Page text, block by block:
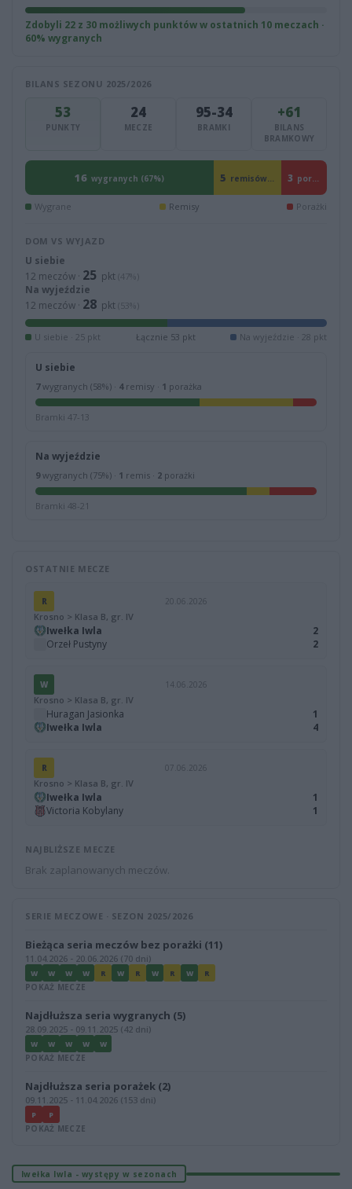
Zdobyli 22 z 30 możliwych punktów w ostatnich 10 meczach ·
60% wygranych
BILANS SEZONU 2025/2026
53
PUNKTY
24
MECZE
95-34
BRAMKI
+61
BILANS
BRAMKOWY
16 wygranych (67%) 5 remisów (21%) 3 porażki (12%)
Wygrane Remisy Porażki
DOM VS WYJAZD
U siebie
12 meczów · 25 pkt (47%)
Na wyjeździe
12 meczów · 28 pkt (53%)
U siebie · 25 pkt Łącznie 53 pkt Na wyjeździe · 28 pkt
U siebie
7wygranych (58%) · 4remisy · 1 porażka
Bramki 47-13
Na wyjeździe
9wygranych (75%) · 1 remis · 2 porażki
Bramki 48-21
OSTATNIE MECZE
R 20.06.2026
Krosno > Klasa B, gr. IV
Iwełka Iwla
2
Orzeł Pustyny
2
W 14.06.2026
Krosno > Klasa B, gr. IV
Huragan Jasionka
1
Iwełka Iwla
4
R 07.06.2026
Krosno > Klasa B, gr. IV
Iwełka Iwla
1
Victoria Kobylany
1
NAJBLIŻSZE MECZE
Brak zaplanowanych meczów.
SERIE MECZOWE · SEZON 2025/2026
Bieżąca seria meczów bez porażki (11)
11.04.2026 - 20.06.2026 (70 dni)
W W W W R W R W R W R
POKAŻ MECZE
Najdłuższa seria wygranych (5)
28.09.2025 - 09.11.2025 (42 dni)
W W W W W
POKAŻ MECZE
Najdłuższa seria porażek (2)
09.11.2025 - 11.04.2026 (153 dni)
P P
POKAŻ MECZE
Iwełka Iwla - występy w sezonach